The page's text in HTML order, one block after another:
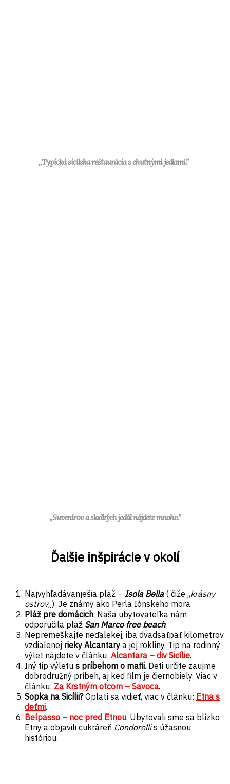
,,Typická sicílska reštaurácia s chutnými jedlami.”
,,Suvenírov a sladkých jedál nájdete mnoho.”
Ďalšie inšpirácie v okolí
Najvyhľadávanješia pláž – Isola Bella( čiže ,,krásny
ostrov„). Je známy ako Perla Iónskeho mora.
Pláž pre domácich. Naša ubytovateľka nám
odporučila pláž San Marco free beach.
Nepremeškajte neďalekej, iba dvadsaťpäť kilometrov
vzdialenej rieky Alcantary a jej rokliny. Tip na rodinný
výlet nájdete v článku: Alcantara – div Sicílie.
Iný tip výletu s príbehom o mafii. Deti určite zaujme
dobrodružný príbeh, aj keď film je čiernobiely. Viac v
článku: Za Krstným otcom – Savoca.
Sopka na Sicílii?Oplatí sa vidieť, viac v článku: Etna s
deťmi.
Belpasso – noc pred Etnou. Ubytovali sme sa blízko
Etny a objavili cukráreň Condorellis úžasnou
históriou.